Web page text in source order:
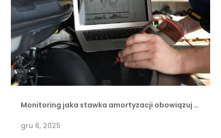
Monitoring jaka stawka amortyzacji obowiązuj …
gru 6, 2025